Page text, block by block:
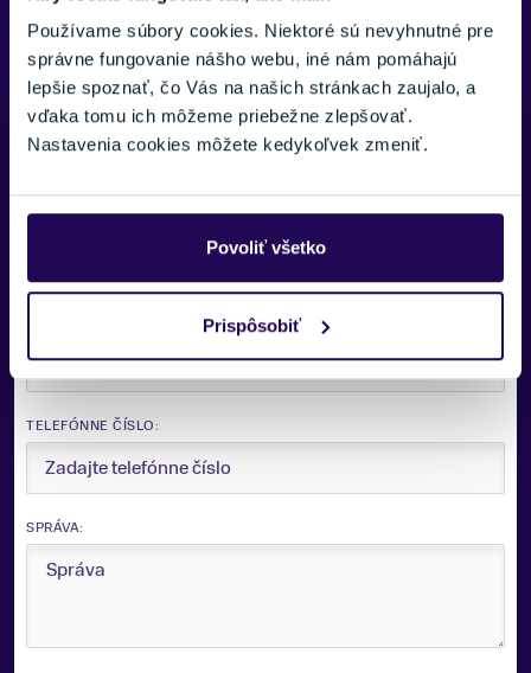
Používame súbory cookies. Niektoré sú nevyhnutné pre
správne fungovanie nášho webu, iné nám pomáhajú
lepšie spoznať, čo Vás na našich stránkach zaujalo, a
vďaka tomu ich môžeme priebežne zlepšovať.
Nastavenia cookies môžete kedykoľvek zmeniť.
Povoliť všetko
Prispôsobiť
Potrebujete viac informácii? Sme tu
VAŠE MENO:
TELEFÓNNE ČÍSLO:
SPRÁVA: